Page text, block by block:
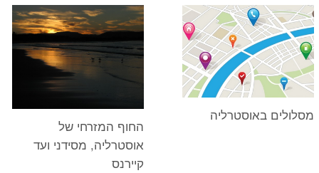
מסלולים באוסטרליה
החוף המזרחי של
אוסטרליה, מסידני ועד
קיירנס